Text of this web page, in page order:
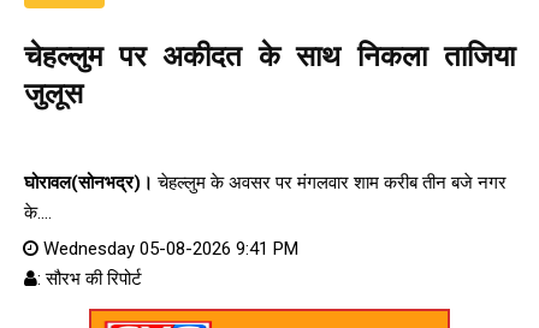
चेहल्लुम पर अकीदत के साथ निकला ताजिया
जुलूस
घोरावल(सोनभद्र)। चेहल्लुम के अवसर पर मंगलवार शाम करीब तीन बजे नगर
के....
Wednesday 05-08-2026 9:41 PM
: सौरभ की रिपोर्ट